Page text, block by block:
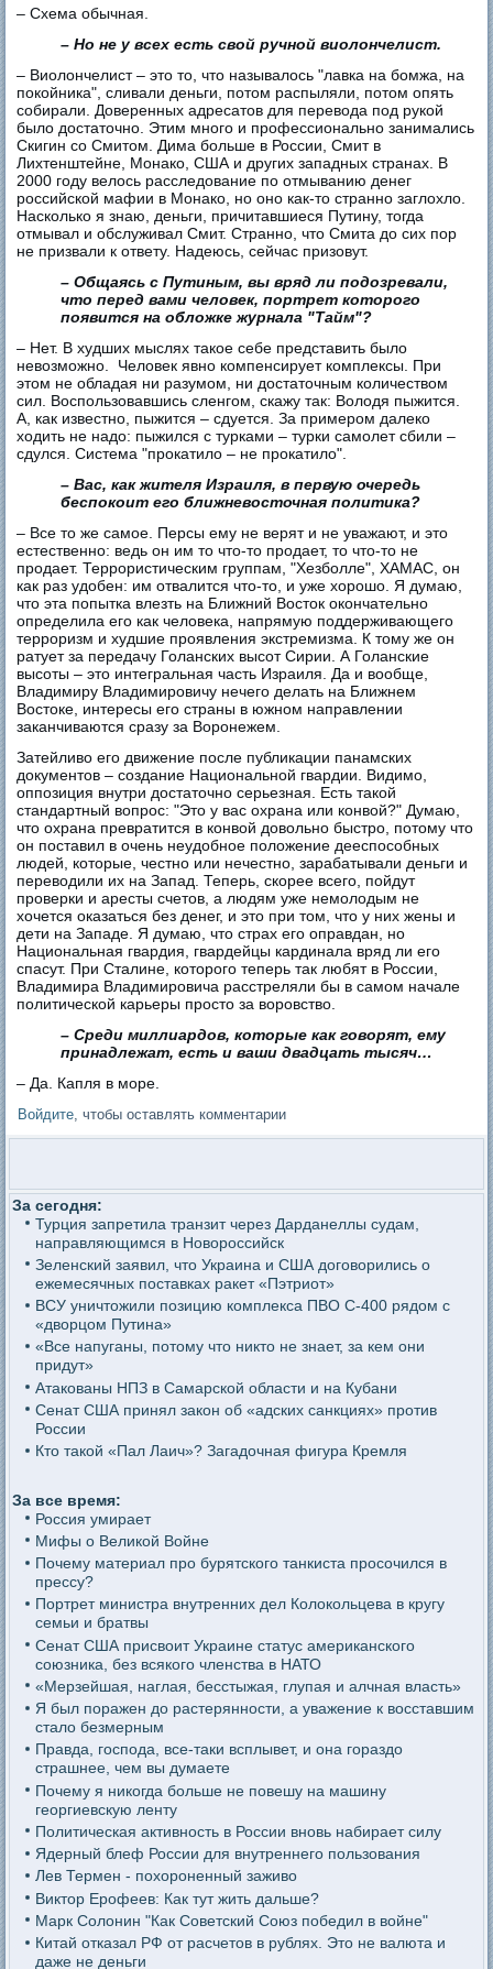
– Схема обычная.
– Но не у всех есть свой ручной виолончелист.
– Виолончелист – это то, что называлось "лавка на бомжа, на
покойника", сливали деньги, потом распыляли, потом опять
собирали. Доверенных адресатов для перевода под рукой
было достаточно. Этим много и профессионально занимались
Скигин со Смитом. Дима больше в России, Смит в
Лихтенштейне, Монако, США и других западных странах. В
2000 году велось расследование по отмыванию денег
российской мафии в Монако, но оно как-то странно заглохло.
Насколько я знаю, деньги, причитавшиеся Путину, тогда
отмывал и обслуживал Смит. Странно, что Смита до сих пор
не призвали к ответу. Надеюсь, сейчас призовут.
– Общаясь с Путиным, вы вряд ли подозревали,
что перед вами человек, портрет которого
появится на обложке журнала "Тайм"?
– Нет. В худших мыслях такое себе представить было
невозможно. Человек явно компенсирует комплексы. При
этом не обладая ни разумом, ни достаточным количеством
сил. Воспользовавшись сленгом, скажу так: Володя пыжится.
А, как известно, пыжится – сдуется. За примером далеко
ходить не надо: пыжился с турками – турки самолет сбили –
сдулся. Система "прокатило – не прокатило".
– Вас, как жителя Израиля, в первую очередь
беспокоит его ближневосточная политика?
– Все то же самое. Персы ему не верят и не уважают, и это
естественно: ведь он им то что-то продает, то что-то не
продает. Террористическим группам, "Хезболле", ХАМАС, он
как раз удобен: им отвалится что-то, и уже хорошо. Я думаю,
что эта попытка влезть на Ближний Восток окончательно
определила его как человека, напрямую поддерживающего
терроризм и худшие проявления экстремизма. К тому же он
ратует за передачу Голанских высот Сирии. А Голанские
высоты – это интегральная часть Израиля. Да и вообще,
Владимиру Владимировичу нечего делать на Ближнем
Востоке, интересы его страны в южном направлении
заканчиваются сразу за Воронежем.
Затейливо его движение после публикации панамских
документов – создание Национальной гвардии. Видимо,
оппозиция внутри достаточно серьезная. Есть такой
стандартный вопрос: "Это у вас охрана или конвой?" Думаю,
что охрана превратится в конвой довольно быстро, потому что
он поставил в очень неудобное положение дееспособных
людей, которые, честно или нечестно, зарабатывали деньги и
переводили их на Запад. Теперь, скорее всего, пойдут
проверки и аресты счетов, а людям уже немолодым не
хочется оказаться без денег, и это при том, что у них жены и
дети на Западе. Я думаю, что страх его оправдан, но
Национальная гвардия, гвардейцы кардинала вряд ли его
спасут. При Сталине, которого теперь так любят в России,
Владимира Владимировича расстреляли бы в самом начале
политической карьеры просто за воровство.
– Среди миллиардов, которые как говорят, ему
принадлежат, есть и ваши двадцать тысяч…
– Да. Капля в море.
Войдите , чтобы оставлять комментарии
За сегодня:
Турция запретила транзит через Дарданеллы судам,
направляющимся в Новороссийск
Зеленский заявил, что Украина и США договорились о
ежемесячных поставках ракет «Пэтриот»
ВСУ уничтожили позицию комплекса ПВО С-400 рядом с
«дворцом Путина»
«Все напуганы, потому что никто не знает, за кем они
придут»
Атакованы НПЗ в Самарской области и на Кубани
Сенат США принял закон об «адских санкциях» против
России
Кто такой «Пал Лаич»? Загадочная фигура Кремля
За все время:
Россия умирает
Мифы о Великой Войне
Почему материал про бурятского танкиста просочился в
прессу?
Портрет министра внутренних дел Колокольцева в кругу
семьи и братвы
Сенат США присвоит Украине статус американского
союзника, без всякого членства в НАТО
«Мерзейшая, наглая, бесстыжая, глупая и алчная власть»
Я был поражен до растерянности, а уважение к восставшим
стало безмерным
Правда, господа, все-таки всплывет, и она гораздо
страшнее, чем вы думаете
Почему я никогда больше не повешу на машину
георгиевскую ленту
Политическая активность в России вновь набирает силу
Ядерный блеф России для внутреннего пользования
Лев Термен - похороненный заживо
Виктор Ерофеев: Как тут жить дальше?
Марк Солонин "Как Советский Союз победил в войне"
Китай отказал РФ от расчетов в рублях. Это не валюта и
даже не деньги